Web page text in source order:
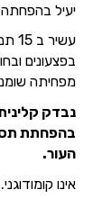
יעיל
בפצעונים
מפחיתה
נבדק
בהפחתת
העור.
אינו קומודוגני.